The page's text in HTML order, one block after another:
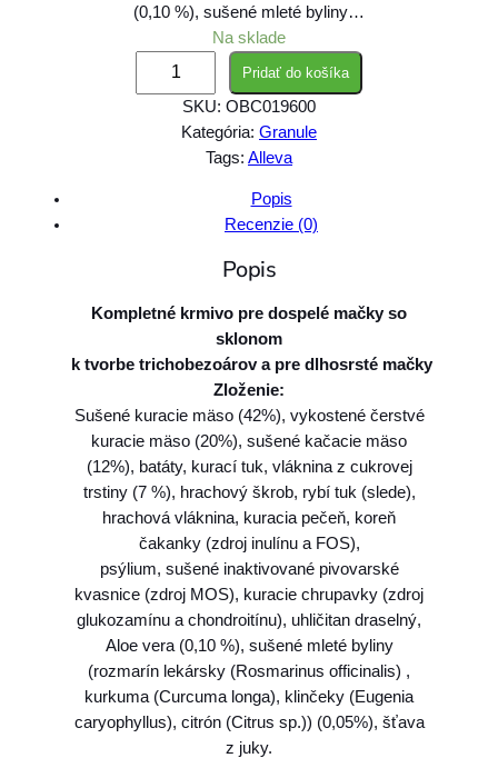
(0,10 %), sušené mleté byliny…
Na sklade
l
v
H
O
L
I
S
T
I
C
c
a
t
h
a
Pridať do košíka
SKU: OBC019600
Kategória: Granule
Tags: Alleva
Popis
Recenzie (0)
Popis
Kompletné krmivo pre dospelé mačky so
sklonom
k tvorbe trichobezoárov a pre dlhosrsté mačky
Zloženie:
Sušené kuracie mäso (42%), vykostené čerstvé
kuracie mäso (20%), sušené kačacie mäso
(12%), batáty, kurací tuk, vláknina z cukrovej
trstiny (7 %), hrachový škrob, rybí tuk (slede),
hrachová vláknina, kuracia pečeň, koreň
čakanky (zdroj inulínu a FOS),
psýlium, sušené inaktivované pivovarské
kvasnice (zdroj MOS), kuracie chrupavky (zdroj
glukozamínu a chondroitínu), uhličitan draselný,
Aloe vera (0,10 %), sušené mleté byliny
(rozmarín lekársky (Rosmarinus officinalis) ,
kurkuma (Curcuma longa), klinčeky (Eugenia
caryophyllus), citrón (Citrus sp.)) (0,05%), šťava
z juky.